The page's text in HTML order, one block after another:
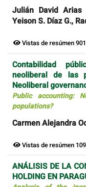
Julián David Arias
Yeison S. Díaz G.,
Vistas de resúmen
Contabilidad
neoliberal de las
Neoliberal
Public accounting:
populations?
Carmen Alejandra
Vistas de resúmen
ANÁLISIS DE LA
HOLDING EN